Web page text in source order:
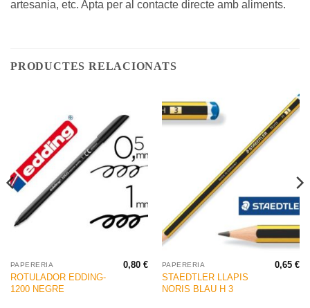
artesania, etc. Apta per al contacte directe amb aliments.
PRODUCTES RELACIONATS
PAPERERIA
ROTULADOR EDDING-
1200 NEGRE
0,80€ PAPERERIA
STAEDTLER LLAPIS
NORIS BLAU H 3
0,65€